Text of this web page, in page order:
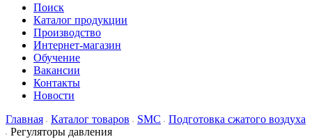
Поиск
Каталог продукции
Производство
Интернет-магазин
Обучение
Вакансии
Контакты
Новости
Главная
Каталог товаров SMC
Подготовка сжатого воздуха
Регуляторы давления